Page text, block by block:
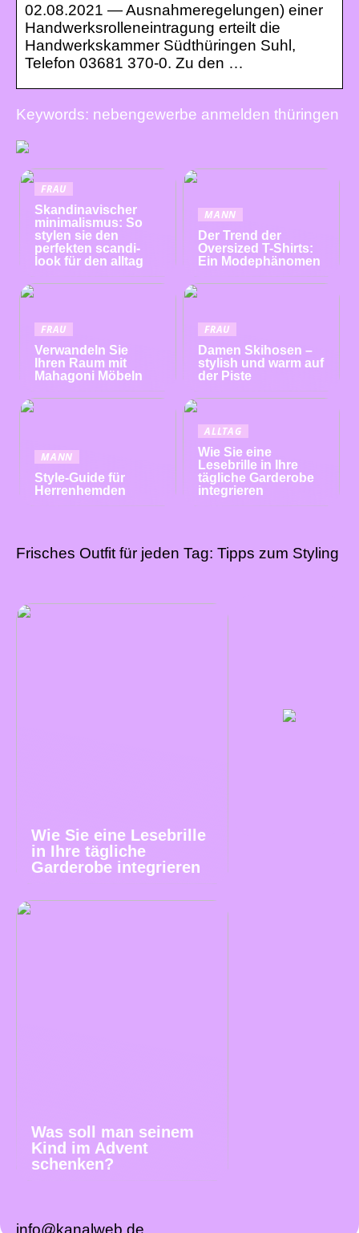
02.08.2021 — Ausnahmeregelungen) einer
Handwerksrolleneintragung erteilt die
Handwerkskammer Südthüringen Suhl,
Telefon 03681 370-0. Zu den …
Keywords: nebengewerbe anmelden thüringen
FRAU
Skandinavischer
minimalismus: So
stylen sie den
perfekten scandi-
look für den alltag
MANN
Der Trend der
Oversized T-Shirts:
Ein Modephänomen
FRAU
Verwandeln Sie
Ihren Raum mit
Mahagoni Möbeln
FRAU
Damen Skihosen –
stylish und warm auf
der Piste
MANN
Style-Guide für
Herrenhemden
ALLTAG
Wie Sie eine
Lesebrille in Ihre
tägliche Garderobe
integrieren
Frisches Outfit für jeden Tag: Tipps zum Styling
Wie Sie eine Lesebrille
in Ihre tägliche
Garderobe integrieren
Was soll man seinem
Kind im Advent
schenken?